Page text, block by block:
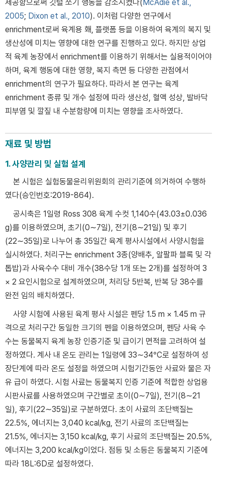
제공함으로써 깃털 쪼기 행동을 감소시켰다( McAdie et al.,
2005; Dixon et al., 2010). 이처럼 다양한 연구에서
enrichment로써 육계용 홰, 플랫폼 등을 이용하여 육계의 복지 및
생산성에 미치는 영향에 대한 연구를 진행하고 있다. 하지만 상업
적 육계 농장에서 enrichment를 이용하기 위해서는 실용적이어야
하며, 육계 행동에 대한 영향, 복지 측면 등 다양한 관점에서
enrichment의 연구가 필요하다. 따라서 본 연구는 육계
enrichment 종류 및 개수 설정에 따라 생산성, 혈액 성상, 발바닥
피부염 및 깔짚 내 수분함량에 미치는 영향을 조사하였다.
재료 및 방법
1. 사양관리 및 실험 설계
본 시험은 실험동물윤리위원회의 관리기준에 의거하여 수행하
였다(승인번호:2019-864).
공시축은 1일령 Ross 308 육계 수컷 1,140수(43.03±0.036
g)를 이용하였으며, 초기(0∼7일), 전기(8∼21일) 및 후기
(22∼35일)로 나누어 총 35일간 육계 평사시설에서 사양시험을
실시하였다. 처리구는 enrichment 3종(양배추, 알팔파 블록 및 각
톱밥)과 사육수수 대비 개수(38수당 1개 또는 2개)를 설정하여 3
× 2 요인시험으로 설계하였으며, 처리당 5반복, 반복 당 38수를
완전 임의 배치하였다.
사양 시험에 사용된 육계 평사 시설은 펜당 1.5 m × 1.45 m 규
격으로 처리구간 동일한 크기의 펜을 이용하였으며, 펜당 사육 수
수는 동물복지 육계 농장 인증기준 및 급이기 면적을 고려하여 설
정하였다. 계사 내 온도 관리는 1일령에 33∼34°C로 설정하여 성
장단계에 따라 온도 설정을 하였으며 시험기간동안 사료와 물은 자
유 급이 하였다. 시험 사료는 동물복지 인증 기준에 적합한 상업용
시판사료를 사용하였으며 구간별로 초이(0∼7일), 전기(8∼21
일), 후기(22∼35일)로 구분하였다. 초이 사료의 조단백질는
22.5%, 에너지는 3,040 kcal/kg, 전기 사료의 조단백질는
21.5%, 에너지는 3,150 kcal/kg, 후기 사료의 조단백질는 20.5%,
에너지는 3,200 kcal/kg이었다. 점등 및 소등은 동물복지 기준에
따라 18L:6D로 설정하였다.